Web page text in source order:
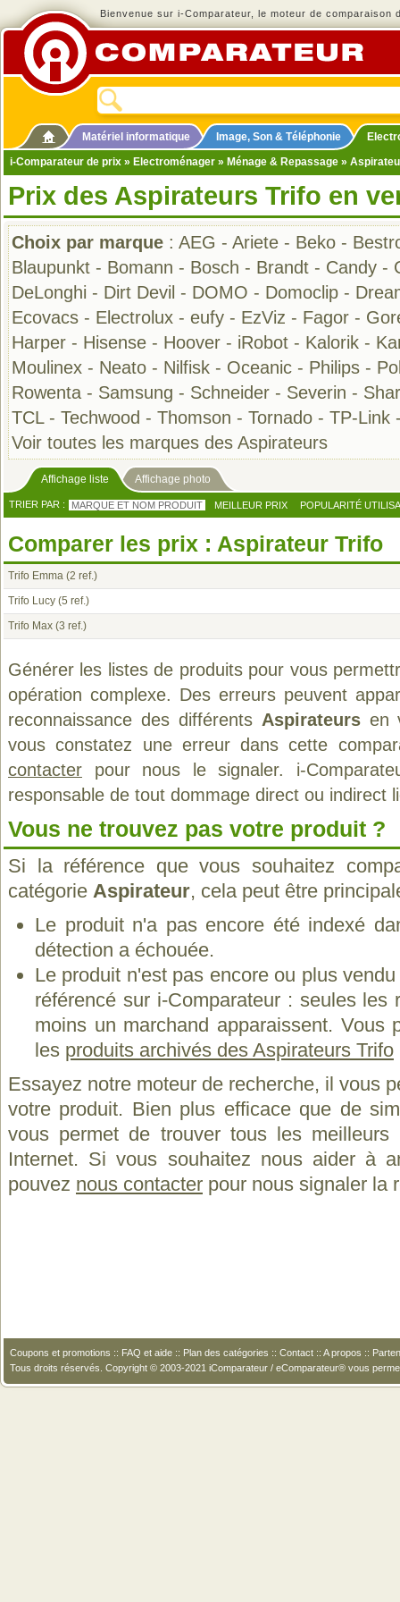
Bienvenue sur i-Comparateur, le moteur de comparaison
Matériel informatique Image, Son & Téléphonie
i-Comparateur de prix » Electroménager » Ménage & Repassage »
Prix des Aspirateurs Trifo en
Choix par marque : AEG - Ariete - Beko -
Blaupunkt - Bomann - Bosch - Brandt - Candy -
DeLonghi - Dirt Devil - DOMO - Domoclip -
Ecovacs - Electrolux - eufy - EzViz - Fagor -
Harper - Hisense - Hoover - iRobot - Kalorik -
Moulinex - Neato - Nilfisk - Oceanic - Philips -
Rowenta - Samsung - Schneider - Severin -
TCL- Techwood - Thomson - Tornado - TP-Link
Voir toutes les marques des Aspirateurs
Affichage liste Affichage photo
TRIER PAR : MARQUE ET NOM PRODUIT MEILLEUR PRIX POPULARITÉ
Comparer les prix : Aspirateur Trifo
Trifo Emma (2 ref.)
Trifo Lucy (5 ref.)
Trifo Max (3 ref.)
Générer les listes de produits pour vous
opération complexe. Des erreurs peuvent
reconnaissance des différents Aspirateursen
vous constatez une erreur dans cette
contacter pour nous le signaler. i-
responsable de tout dommage direct ou indirect
Vous ne trouvez pas votre produit ?
Si la référence que vous souhaitez
catégorie Aspirateur, cela peut être
Le produit n'a pas encore été indexé
détection a échouée.
Le produit n'est pas encore ou plus
référencé sur i-Comparateur : seules les
moins un marchand apparaissent. Vous
les produits archivés des Aspirateurs Trifo
Essayez notre moteur de recherche, il vous
votre produit. Bien plus efficace que de
vous permet de trouver tous les
Internet. Si vous souhaitez nous aider à
pouvez nous contacter pour nous signaler la
Coupons et promotions :: FAQ et aide :: Plan des catégories :: Contact :: A propos ::
Tous droits réservés. Copyright © 2003-2021 iComparateur / eComparateur® vous